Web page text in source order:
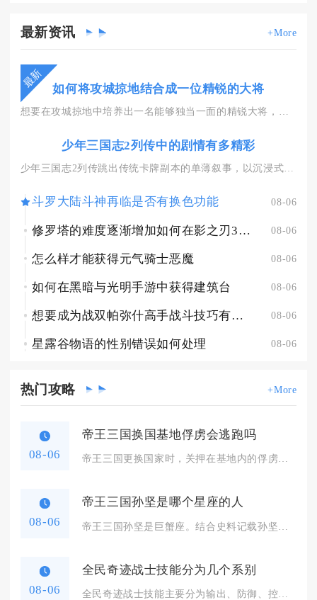
最新资讯 +More
最新 如何将攻城掠地结合成一位精锐的大将
少年三国志2列传中的剧情有多精彩
斗罗大陆斗神再临是否有换色功能 08-06
修罗塔的难度逐渐增加如何在影之刃3绝影中应对 08-06
怎么样才能获得元气骑士恶魔 08-06
如何在黑暗与光明手游中获得建筑台 08-06
想要成为战双帕弥什高手战斗技巧有什么窍门 08-06
星露谷物语的性别错误如何处理 08-06
热门攻略 +More
08-06
帝王三国换国基地俘虏会逃跑吗
08-06
帝王三国孙坚是哪个星座的人
08-06
全民奇迹战士技能分为几个系别
全民奇迹战士技能主要分为输出、防御、控制三个系别，玩家可以根...